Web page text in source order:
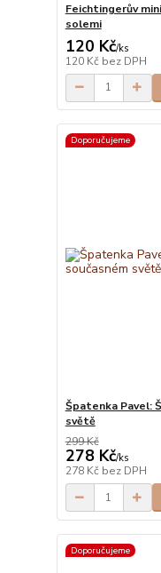
Feichtingerův
solemi
120 Kč/ks
120 Kč bez DPH
Doporučujeme
Špatenka Pavel:
světě
299 Kč
278 Kč/ks
278 Kč bez DPH
Doporučujeme